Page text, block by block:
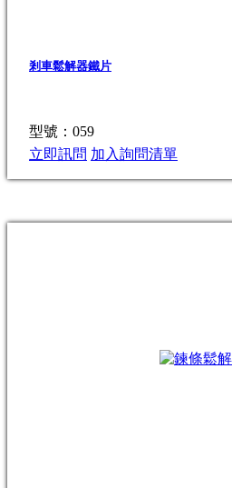
剎車鬆解器鐵片
型號：059
立即訊問 加入詢問清單